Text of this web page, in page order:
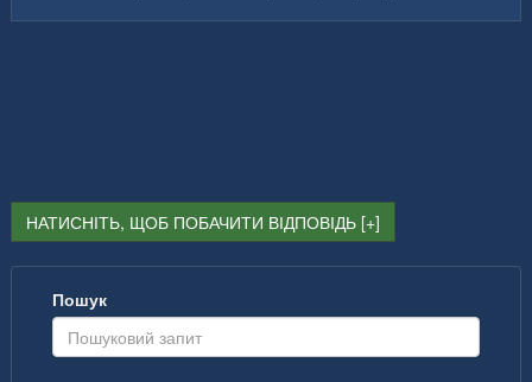
НАТИСНІТЬ, ЩОБ ПОБАЧИТИ ВІДПОВІДЬ
Пошук